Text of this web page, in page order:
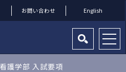
お問い合わせ English
看護学部 入試要項